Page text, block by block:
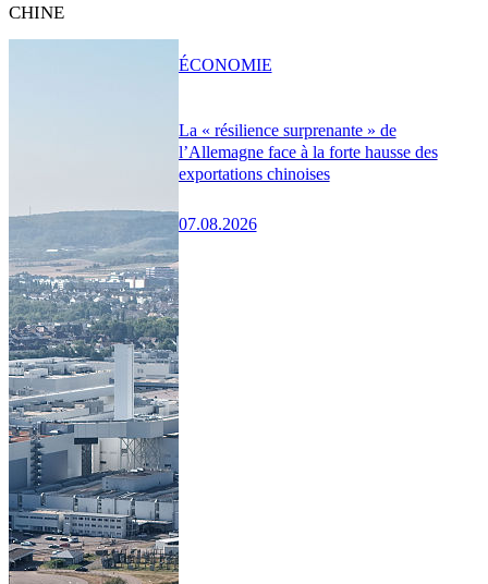
CHINE
La « résilience surprenante » de
l’Allemagne face à la forte hausse des
exportations chinoises
07.08.2026
ÉCONOMIE